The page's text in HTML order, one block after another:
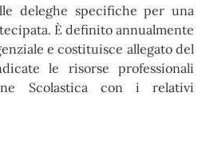
deleghe specifiche per una
È definito annualmente
e costituisce allegato del
le risorse professionali
Scolastica con i relativi